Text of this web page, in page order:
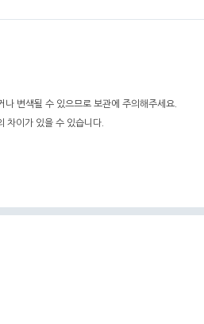
변색될 수 있으므로 보관에 주의해주세요.
차이가 있을 수 있습니다.